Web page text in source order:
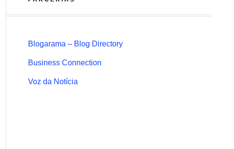
Blogarama – Blog Directory
Business Connection
Voz da Notícia